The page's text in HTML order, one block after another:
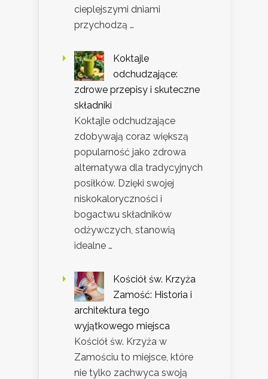
cieplejszymi dniami
przychodzą …
Koktajle
odchudzające:
zdrowe przepisy i skuteczne
składniki
Koktajle odchudzające
zdobywają coraz większą
popularność jako zdrowa
alternatywa dla tradycyjnych
posiłków. Dzięki swojej
niskokaloryczności i
bogactwu składników
odżywczych, stanowią
idealne …
Kościół św. Krzyża
Zamość: Historia i
architektura tego
wyjątkowego miejsca
Kościół św. Krzyża w
Zamościu to miejsce, które
nie tylko zachwyca swoją